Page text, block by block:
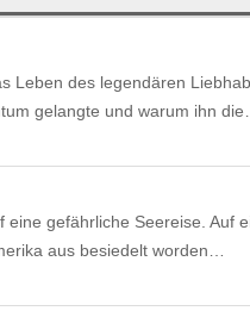
Leben des legendären
gelangte und warum ihn
gefährliche Seereise. Auf
aus besiedelt worden…